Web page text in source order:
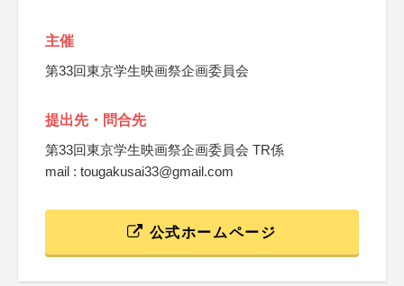
主催
第33回東京学生映画祭企画委員会
提出先・問合先
第33回東京学生映画祭企画委員会 TR係
mail : tougakusai33@gmail.com
公式ホームページ